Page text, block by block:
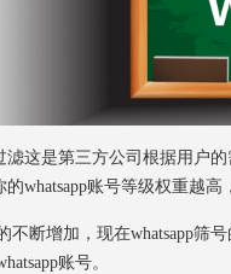
这是第三方公司根据用户的
的whatsapp账号等级权重越
断增加，现在whatsapp筛号
账号。